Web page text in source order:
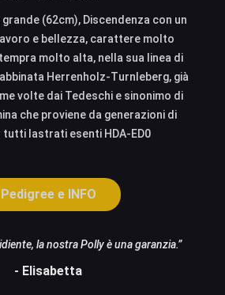
(62cm), Discendenza con un
e bellezza, carattere molto
molto alta, nella sua linea di
Herrenholz-Turnleberg, già
volte dai Tedeschi e sinonimo di
che proviene da generazioni di
tutti lastrati esenti HDA-ED0
Pedigree e INFO
la nostra Polly è una garanzia.
- Elisabetta
equilibrio, rusticità molto alta e colori al